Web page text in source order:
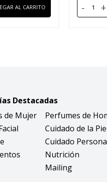
- +
Destacadas
de Mujer
Perfumes de
Cuidado de la
Cuidado
Nutrición
Mailing